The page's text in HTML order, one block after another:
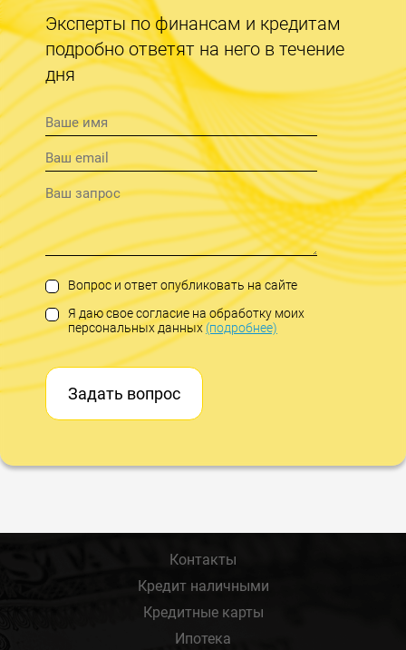
Эксперты по финансам и кредитам
подробно ответят на него в течение
дня
Вопрос и ответ опубликовать на сайте
Я даю свое согласие на обработку моих
персональных данных(подробнее)
Задать вопрос
Контакты
Кредит наличными
Кредитные карты
Ипотека